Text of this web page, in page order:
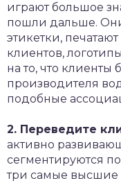
играют большое
пошли дальше.
этикетки,
клиентов,
на то, что клиенты
производителя
подобные
2. Переведите
активно
сегментируются
три самые высшие